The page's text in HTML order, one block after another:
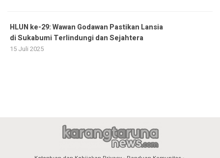
HLUN ke-29: Wawan Godawan Pastikan Lansia
di Sukabumi Terlindungi dan Sejahtera
15 Juli 2025